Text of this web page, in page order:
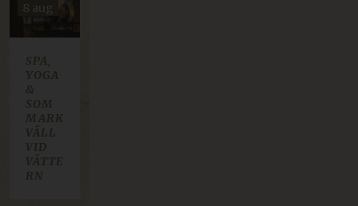
8 aug
SPA,
YOGA
&
SOM
MARK
VÄLL
VID
VÄTTE
RN